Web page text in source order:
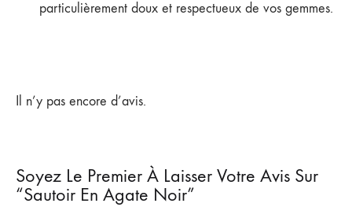
particulièrement doux et respectueux de vos gemmes.
Il n’y pas encore d’avis.
Soyez Le Premier À Laisser Votre Avis Sur
“Sautoir En Agate Noir”